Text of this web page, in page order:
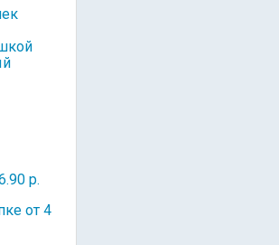
р.
от 4